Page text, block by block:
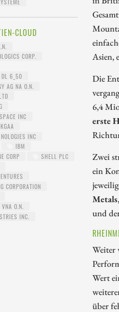
CLOUD
CORP.
DL 6_50
AG NA O.N.
INC
INC
IBM
CORP
SHELL PLC
CORPORATION
O.N.
INC.
Asien,
Die
6,4
erste
Zwei
ein
Metals
und
Weiter
Wert
über